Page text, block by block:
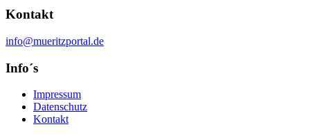
Kontakt
info@mueritzportal.de
Info´s
Impressum
Datenschutz
Kontakt